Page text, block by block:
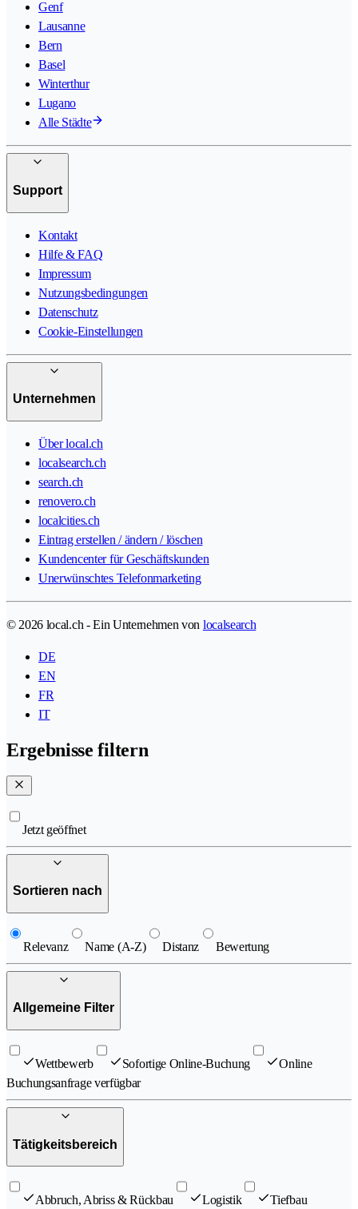
Genf
Lausanne
Bern
Basel
Winterthur
Lugano
Alle Städte
Support
Kontakt
Hilfe & FAQ
Impressum
Nutzungsbedingungen
Datenschutz
Cookie-Einstellungen
Unternehmen
Über local.ch
localsearch.ch
search.ch
renovero.ch
localcities.ch
Eintrag erstellen / ändern / löschen
Kundencenter für Geschäftskunden
Unerwünschtes Telefonmarketing
© 2026 local.ch - Ein Unternehmen von localsearch
DE
EN
FR
IT
Ergebnisse filtern
Jetzt geöffnet
Sortieren nach
Relevanz Name (A-Z) Distanz Bewertung
Allgemeine Filter
Wettbewerb Sofortige Online-Buchung
Online
Buchungsanfrage verfügbar
Tätigkeitsbereich
Abbruch, Abriss & Rückbau Logistik Tiefbau